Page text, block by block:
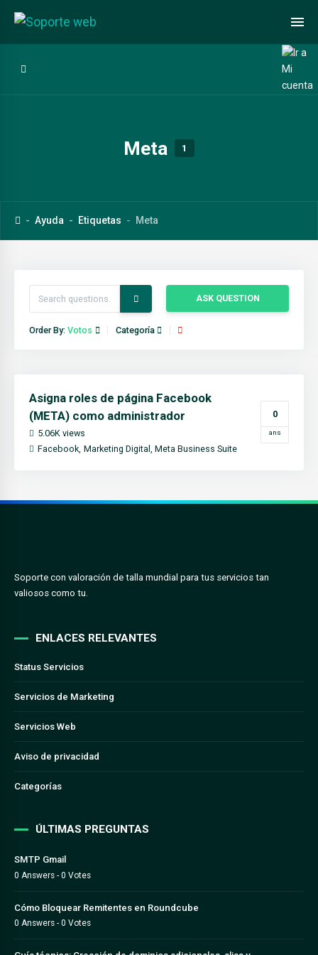
Meta 1
Ayuda Etiquetas Meta
ASK QUESTION
Order By: Votos Categoría
Asigna roles de página Facebook
(META) como administrador
5.06K views
Facebook Marketing Digital Meta Business Suite
0
ans
Soporte con valoración de talla mundial para tus servicios tan
valiosos como tu.
ENLACES RELEVANTES
Status Servicios
Servicios de Marketing
Servicios Web
Aviso de privacidad
Categorías
ÚLTIMAS PREGUNTAS
SMTP Gmail
0 Answers - 0 Votes
Cómo Bloquear Remitentes en Roundcube
0 Answers - 0 Votes